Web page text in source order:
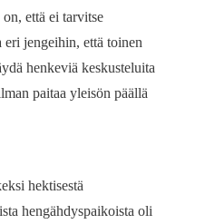
että ei tarvitse
eri jengeihin, että toinen
henkeviä keskusteluita
paitaa yleisön päällä
hektisestä
hengähdyspaikoista oli